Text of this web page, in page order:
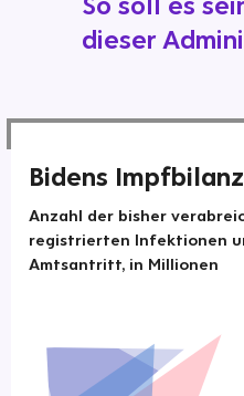
dieser
Bidens Impfbilanz
Anzahl der bisher
registrierten Infektionen
Amtsantritt, in Millionen